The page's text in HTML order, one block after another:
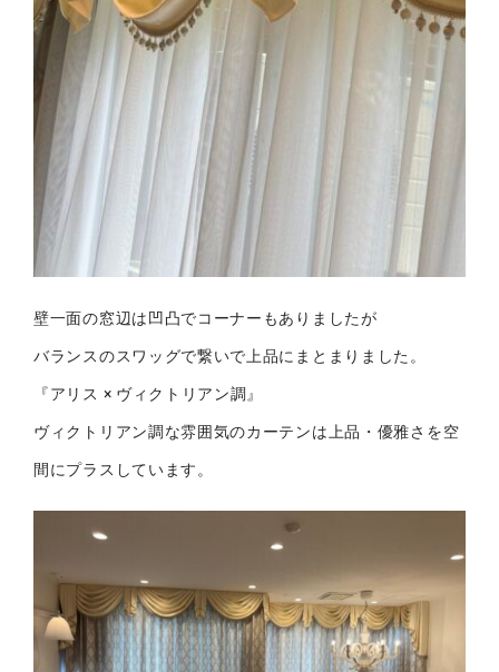
壁一面の窓辺は凹凸でコーナーもありましたが
バランスのスワッグで繋いで上品にまとまりました。
『アリス × ヴィクトリアン調』
ヴィクトリアン調な雰囲気のカーテンは上品・優雅さを空
間にプラスしています。